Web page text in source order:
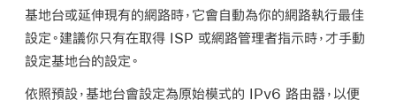
基地台或延伸現有的網路時，它會自動為你的網路執行最佳
設定。建議你只有在取得 ISP 或網路管理者指示時，才手動
設定基地台的設定。
依照預設，基地台會設定為原始模式的 IPv6 路由器，以便